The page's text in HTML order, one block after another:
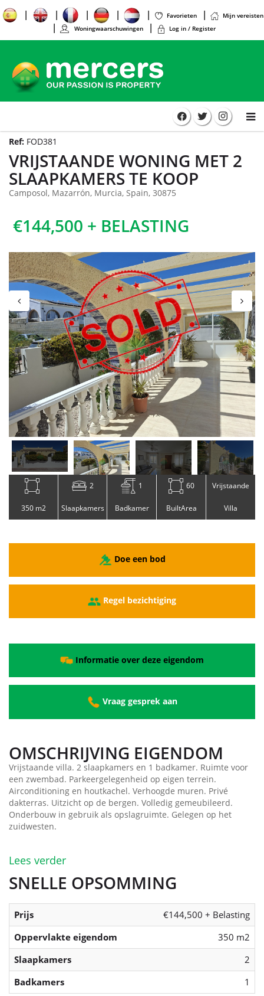
Favorieten
Mijn vereisten
Woningwaarschuwingen
Log in / Register
Ref: FOD381
VRIJSTAANDE WONING MET 2
SLAAPKAMERS TE KOOP
Camposol, Mazarrón, Murcia, Spain, 30875
€144,500 + BELASTING
350 m2
2
Slaapkamers
1
Badkamer
60
BuiltArea
Vrijstaande
Villa
Doe een bod
Regel bezichtiging
Informatie over deze eigendom
Vraag gesprek aan
OMSCHRIJVING EIGENDOM
Vrijstaande villa. 2 slaapkamers en 1 badkamer. Ruimte voor
een zwembad. Parkeergelegenheid op eigen terrein.
Airconditioning en houtkachel. Verhoogde muren. Privé
dakterras. Uitzicht op de bergen. Volledig gemeubileerd.
Onderbouw in gebruik als opslagruimte. Gelegen op het
zuidwesten.
Lees verder
SNELLE OPSOMMING
Prijs
€144,500 + Belasting
Oppervlakte eigendom
350 m2
Slaapkamers
2
Badkamers
1